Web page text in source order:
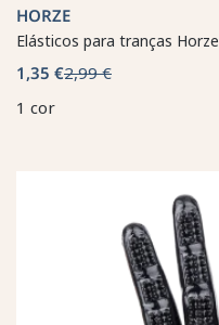
HORZE
Elásticos para tranças Horze
1,35 €2,99 €
1 cor